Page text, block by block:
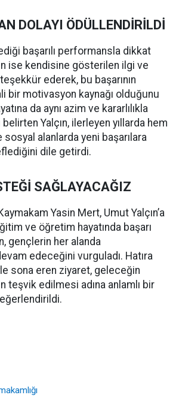
DOLAYI ÖDÜLLENDİRİLDİ
başarılı performansla dikkat
ise kendisine gösterilen ilgi ve
ederek, bu başarının
bir motivasyon kaynağı olduğunu
da aynı azim ve kararlılıkla
Yalçın, ilerleyen yıllarda hem
alanlarda yeni başarılara
dile getirdi.
SAĞLAYACAĞIZ
Yasin Mert, Umut Yalçın’a
ve öğretim hayatında başarı
gençlerin her alanda
edeceğini vurguladı. Hatıra
sona eren ziyaret, geleceğin
teşvik edilmesi adına anlamlı bir